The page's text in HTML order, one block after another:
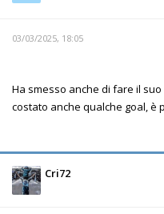
03/03/2025, 18:05
Ha smesso anche di fare il
costato anche qualche goal, è
Cri72